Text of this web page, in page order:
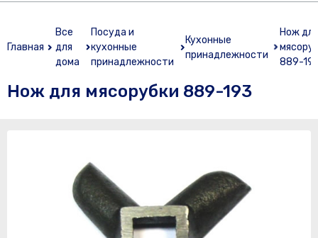
Главная
Все
для
дома
Посуда и
кухонные
принадлежности
Кухонные
принадлежности
Нож для
889-
Нож для мясорубки 889-193